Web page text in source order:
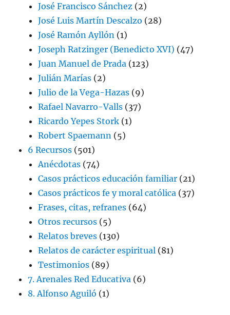
José Francisco Sánchez (2)
José Luis Martín Descalzo (28)
José Ramón Ayllón (1)
Joseph Ratzinger (Benedicto XVI) (47)
Juan Manuel de Prada (123)
Julián Marías (2)
Julio de la Vega-Hazas (9)
Rafael Navarro-Valls (37)
Ricardo Yepes Stork (1)
Robert Spaemann (5)
6 Recursos (501)
Anécdotas (74)
Casos prácticos educación familiar (21)
Casos prácticos fe y moral católica (37)
Frases, citas, refranes (64)
Otros recursos (5)
Relatos breves (130)
Relatos de carácter espiritual (81)
Testimonios (89)
7. Arenales Red Educativa (6)
8. Alfonso Aguiló (1)